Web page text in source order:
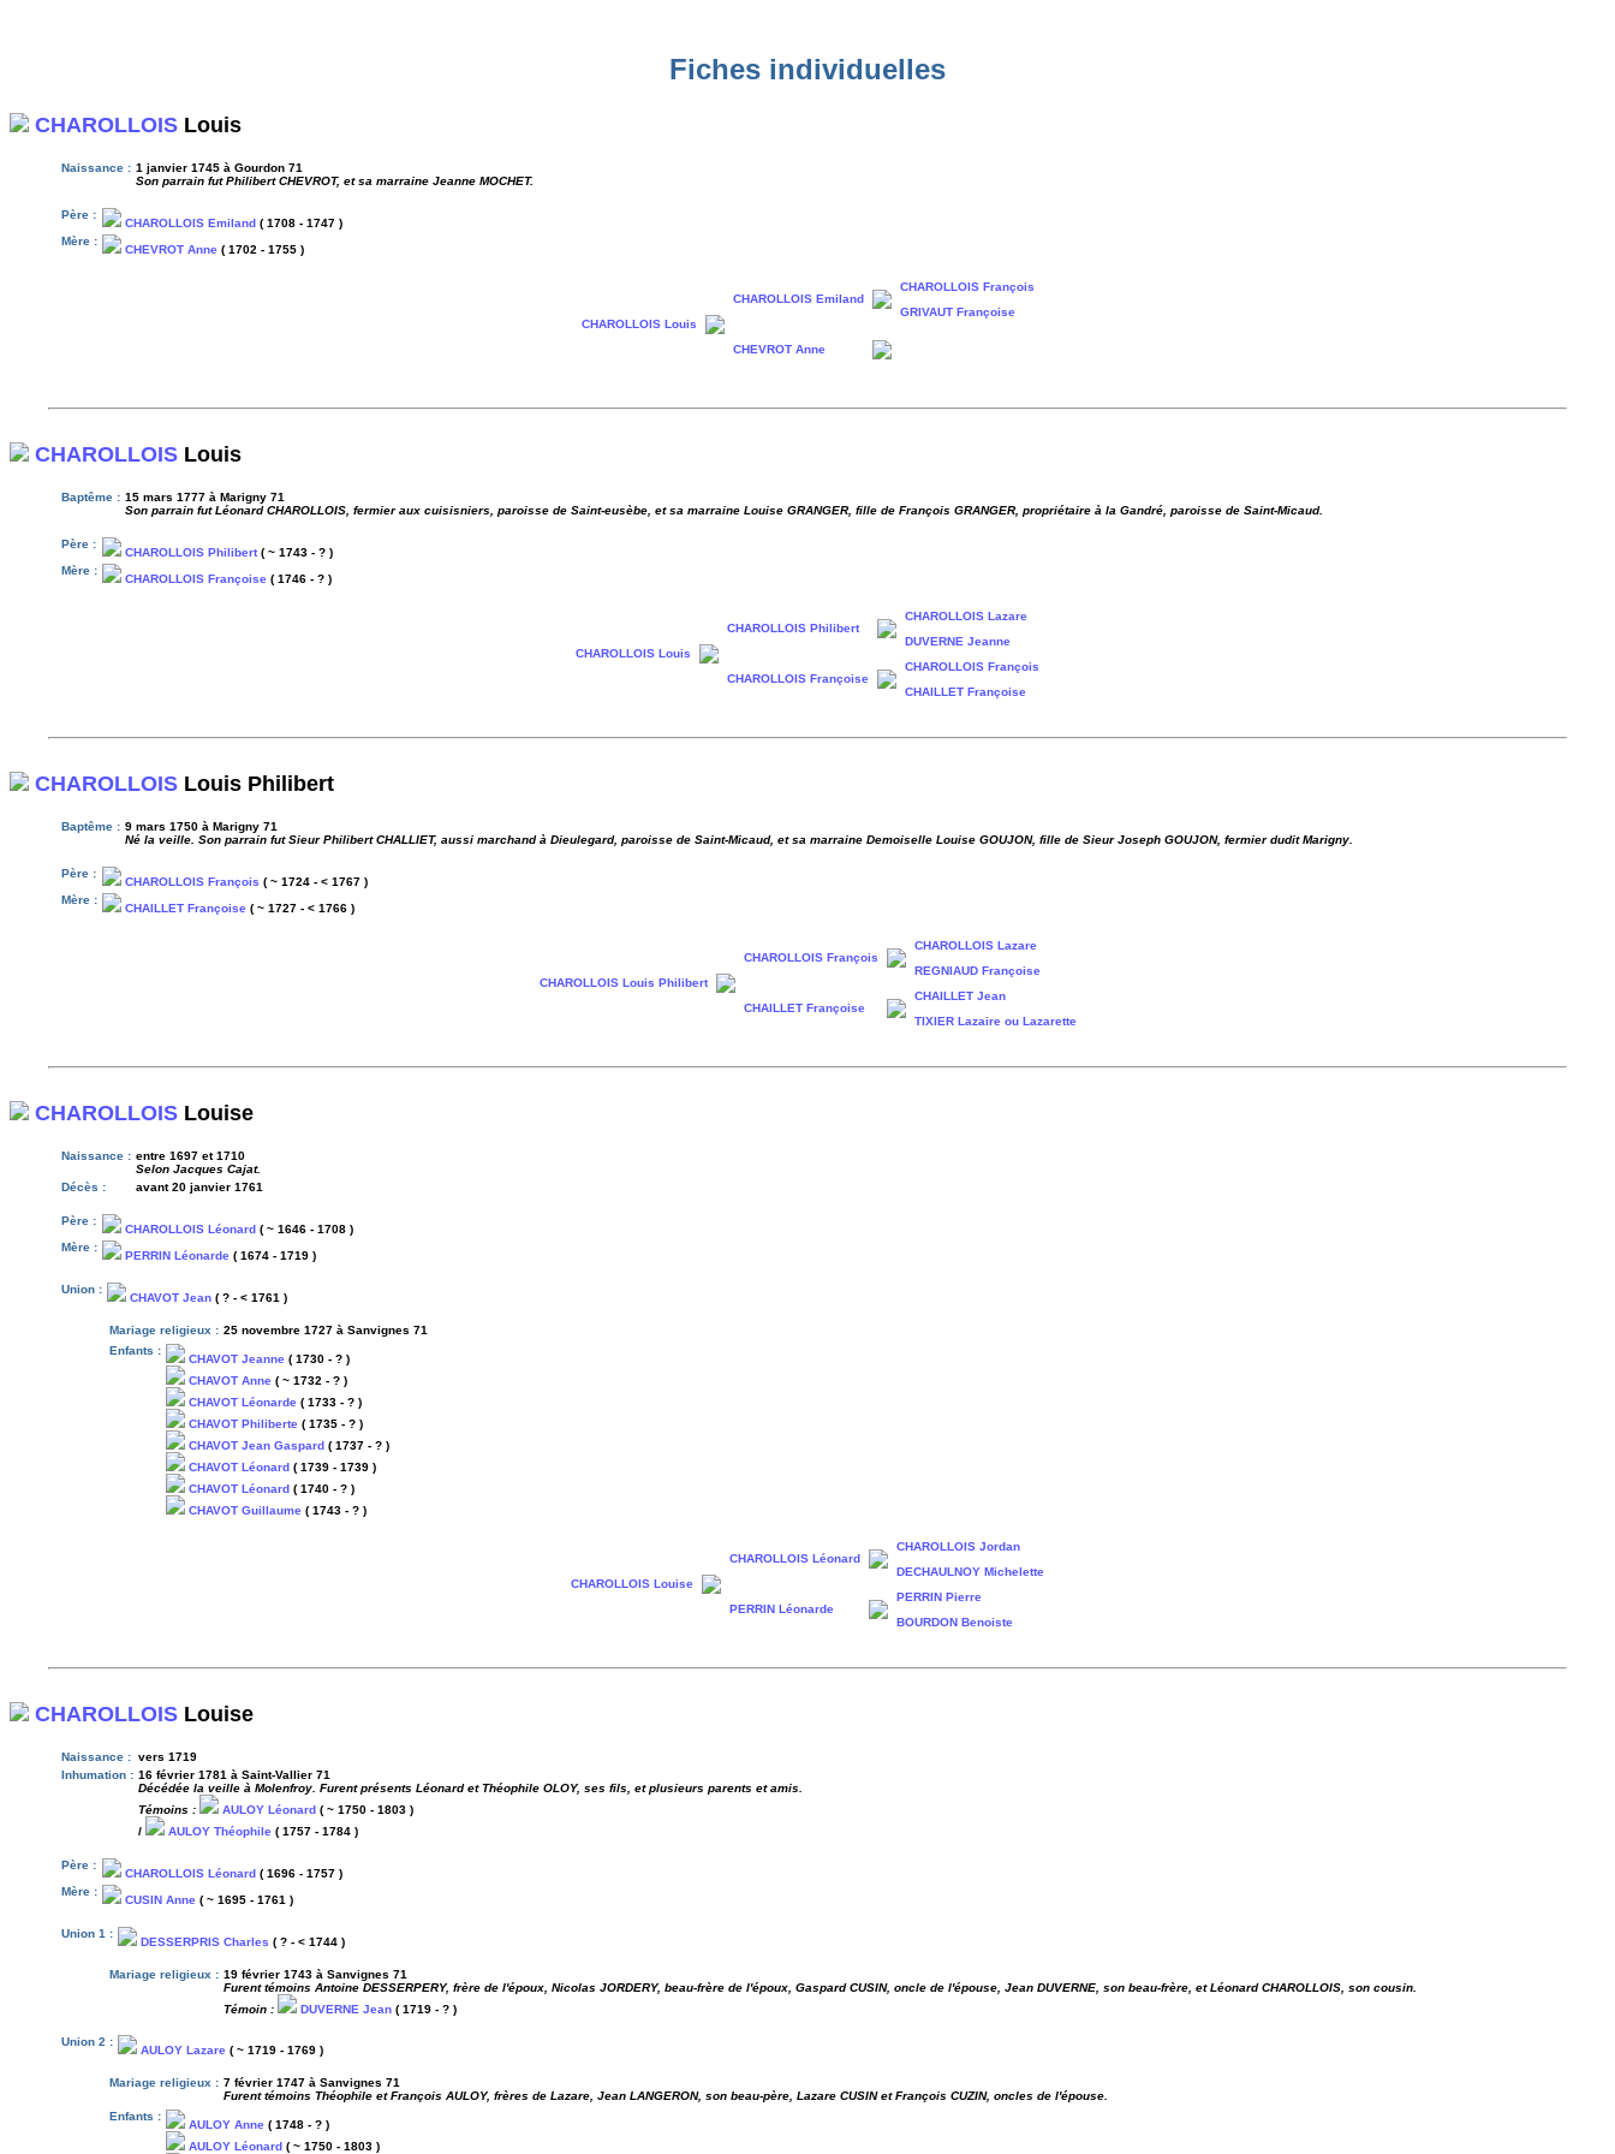
Fiches individuelles
CHAROLLOIS Louis
Naissance : 1 janvier 1745 à Gourdon 71
Son parrain fut Philibert CHEVROT, et sa marraine Jeanne MOCHET.
Père :
CHAROLLOIS Emiland ( 1708 - 1747 )
Mère :
CHEVROT Anne ( 1702 - 1755 )
CHAROLLOIS Louis
CHAROLLOIS Emiland
CHAROLLOIS François
GRIVAUT Françoise
CHEVROT Anne
CHAROLLOIS Louis
Baptême : 15 mars 1777 à Marigny 71
Son parrain fut Léonard CHAROLLOIS, fermier aux cuisisniers, paroisse de Saint-eusèbe, et sa marraine Louise GRANGER, fille de François GRANGER, propriétaire à la Gandré, paroisse de Saint-Micaud.
Père :
CHAROLLOIS Philibert( ~ 1743 - ? )
Mère :
CHAROLLOIS Françoise ( 1746 - ? )
CHAROLLOIS Louis
CHAROLLOIS Philibert
CHAROLLOIS Lazare
DUVERNE Jeanne
CHAROLLOIS Françoise
CHAROLLOIS François
CHAILLET Françoise
CHAROLLOIS Louis Philibert
Baptême : 9 mars 1750 à Marigny 71
Né la veille. Son parrain fut Sieur Philibert CHALLIET, aussi marchand à Dieulegard, paroisse de Saint-Micaud, et sa marraine Demoiselle Louise GOUJON, fille de Sieur Joseph GOUJON, fermier dudit Marigny.
Père :
CHAROLLOIS François ( ~ 1724 - < 1767 )
Mère :
CHAILLET Françoise ( ~ 1727 - < 1766 )
CHAROLLOIS Louis Philibert
CHAROLLOIS François
CHAROLLOIS Lazare
REGNIAUD Françoise
CHAILLET Françoise
CHAILLET Jean
TIXIER Lazaire ou Lazarette
CHAROLLOIS Louise
Naissance : entre 1697 et 1710
Selon Jacques Cajat.
Décès :
avant 20 janvier 1761
Père :
CHAROLLOIS Léonard ( ~ 1646 - 1708 )
Mère :
PERRIN Léonarde ( 1674 - 1719 )
Union :
CHAVOT Jean ( ? - < 1761 )
Mariage religieux : 25 novembre 1727 à Sanvignes 71
Enfants :
CHAVOT Jeanne ( 1730 - ? )
CHAVOT Anne ( ~ 1732 - ? )
CHAVOT Léonarde ( 1733 - ? )
CHAVOT Philiberte ( 1735 - ? )
CHAVOT Jean Gaspard ( 1737 - ? )
CHAVOT Léonard ( 1739 - 1739 )
CHAVOT Léonard ( 1740 - ? )
CHAVOT Guillaume ( 1743 - ? )
CHAROLLOIS Louise
CHAROLLOIS Léonard
CHAROLLOIS Jordan
DECHAULNOY Michelette
PERRIN Léonarde
PERRIN Pierre
BOURDON Benoiste
CHAROLLOIS Louise
Naissance : vers 1719
Inhumation : 16 février 1781 à Saint-Vallier 71
Décédée la veille à Molenfroy. Furent présents Léonard et Théophile OLOY, ses fils, et plusieurs parents et amis.
Témoins :
AULOY Léonard ( ~ 1750 - 1803 )
/
AULOY Théophile ( 1757 - 1784 )
Père :
CHAROLLOIS Léonard ( 1696 - 1757 )
Mère :
CUSIN Anne ( ~ 1695 - 1761 )
Union 1 :
DESSERPRIS Charles ( ? - < 1744 )
Mariage religieux : 19 février 1743 à Sanvignes 71
Furent témoins Antoine DESSERPERY, frère de l'époux, Nicolas JORDERY, beau-frère de l'époux, Gaspard CUSIN, oncle de l'épouse, Jean DUVERNE, son beau-frère, et Léonard CHAROLLOIS, son cousin.
Témoin :
DUVERNE Jean ( 1719 - ? )
Union 2 :
AULOY Lazare ( ~ 1719 - 1769 )
Mariage religieux : 7 février 1747 à Sanvignes 71
Furent témoins Théophile et François AULOY, frères de Lazare, Jean LANGERON, son beau-père, Lazare CUSIN et François CUZIN, oncles de l'épouse.
Enfants :
AULOY Anne ( 1748 - ? )
AULOY Léonard ( ~ 1750 - 1803 )